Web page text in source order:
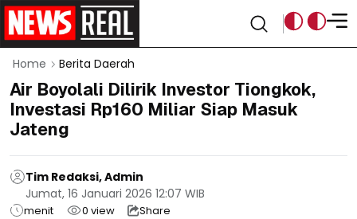
Home Berita Daerah
Air Boyolali Dilirik Investor Tiongkok,
Investasi Rp160 Miliar Siap Masuk
Jateng
Tim Redaksi, Admin
Jumat, 16 Januari 2026 12:07 WIB
menit 0 view Share